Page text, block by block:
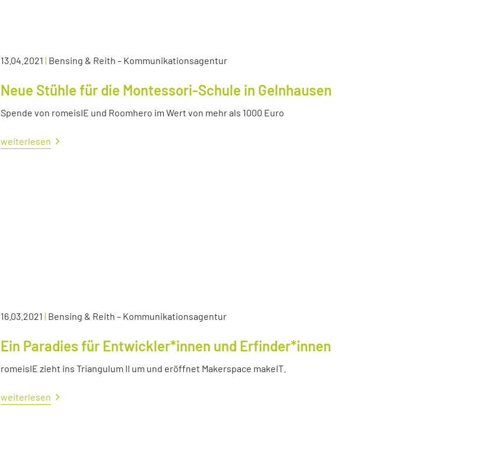
13.04.2021 | Bensing & Reith – Kommunikationsagentur
Neue Stühle für die Montessori-Schule in Gelnhausen
Spende von romeisIE und Roomhero im Wert von mehr als 1000 Euro
weiterlesen
16.03.2021 | Bensing & Reith – Kommunikationsagentur
Ein Paradies für Entwickler*innen und Erfinder*innen
romeisIE zieht ins Triangulum II um und eröffnet Makerspace makeIT.
weiterlesen